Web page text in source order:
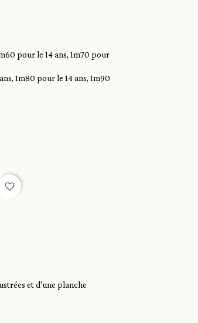
pour le 14 ans, 1m70 pour
1m80 pour le 14 ans, 1m90
favorite_border
et d'une planche